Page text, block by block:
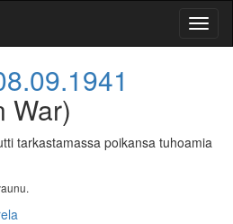
War)
tarkastamassa poikansa tuhoamia